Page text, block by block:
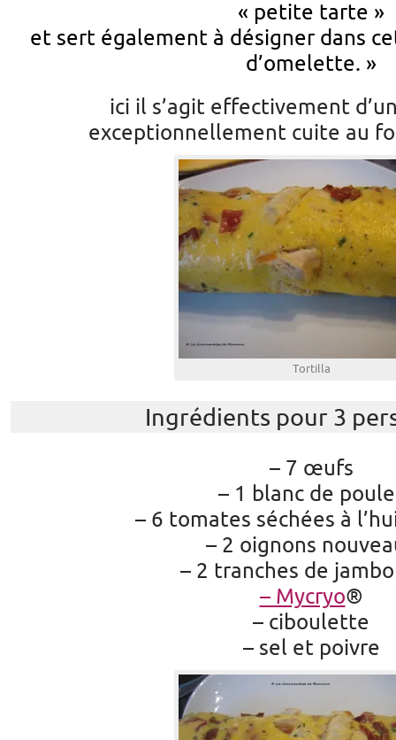
« petite tarte »
et sert également à désigner dans
d’omelette. »
ici il s’agit effectivement
exceptionnellement cuite au
Tortilla
Ingrédients pour 3
– 7 œufs
– 1 blanc de
– 6 tomates séchées à
– 2 oignons
– 2 tranches de
– Mycryo®
– ciboulette
– sel et poivre